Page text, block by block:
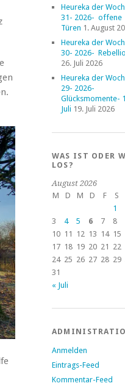
Heureka der
31- 2026- offene
Türen 1. August
Heureka der
30- 2026-
26. Juli 2026
Heureka der
29- 2026-
Glücksmomente-
Juli 19. Juli 2026
WAS IST ODER
LOS?
August 2026
M
D M D F S
1
3
4 5 6 7 8
10 11 12 13 14 15
17 18 19 20 21 22
24 25 26 27 28 29
31
« Juli
Anmelden
Eintrags-Feed
Kommentar-Feed